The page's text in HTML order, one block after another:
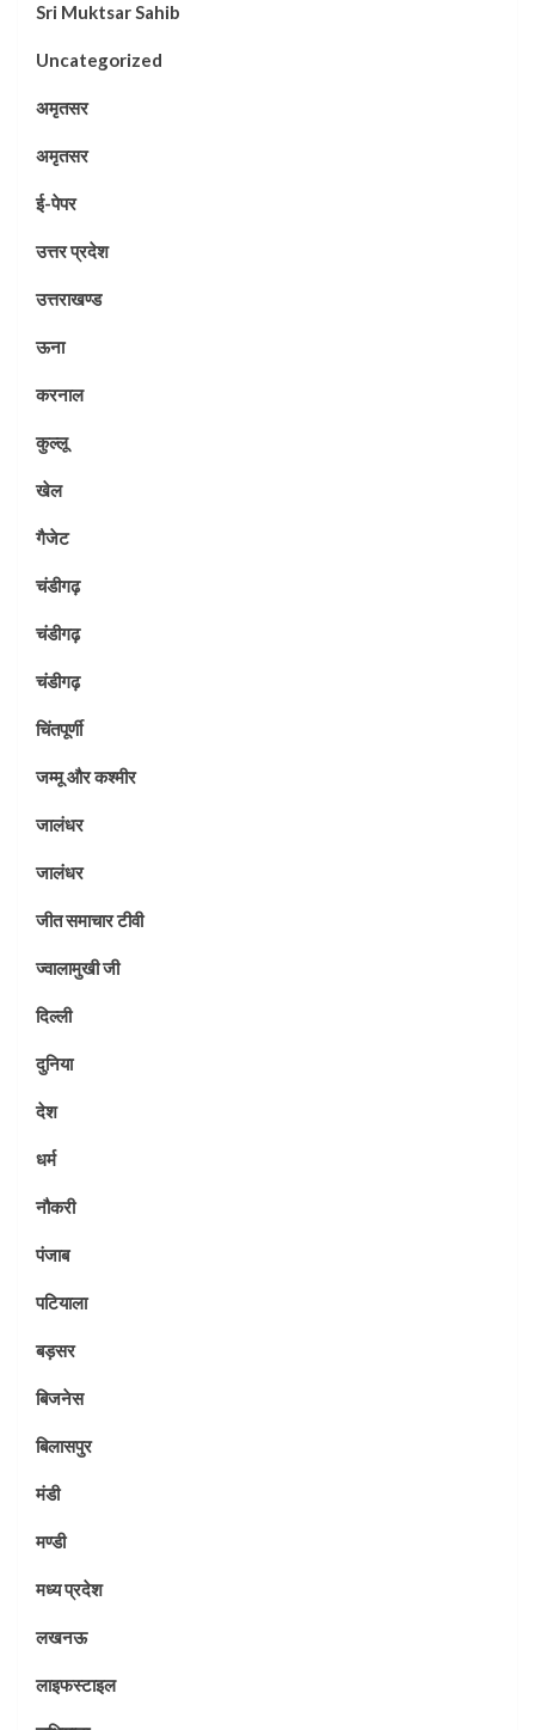
Sri Muktsar Sahib
Uncategorized
अमृतसर
अमृतसर
ई-पेपर
उत्तर प्रदेश
उत्तराखण्ड
ऊना
करनाल
कुल्लू
खेल
गैजेट
चंडीगढ़
चंडीगढ़
चंडीगढ़
चिंतपूर्णी
जम्मू और कश्मीर
जालंधर
जालंधर
जीत समाचार टीवी
ज्वालामुखी जी
दिल्ली
दुनिया
देश
धर्म
नौकरी
पंजाब
पटियाला
बड़सर
बिजनेस
बिलासपुर
मंडी
मण्डी
मध्य प्रदेश
लखनऊ
लाइफस्टाइल